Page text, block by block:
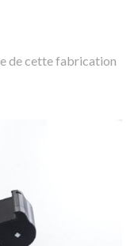
de cette fabrication